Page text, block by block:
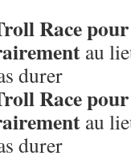
Race
au
durer
Race
au
durer